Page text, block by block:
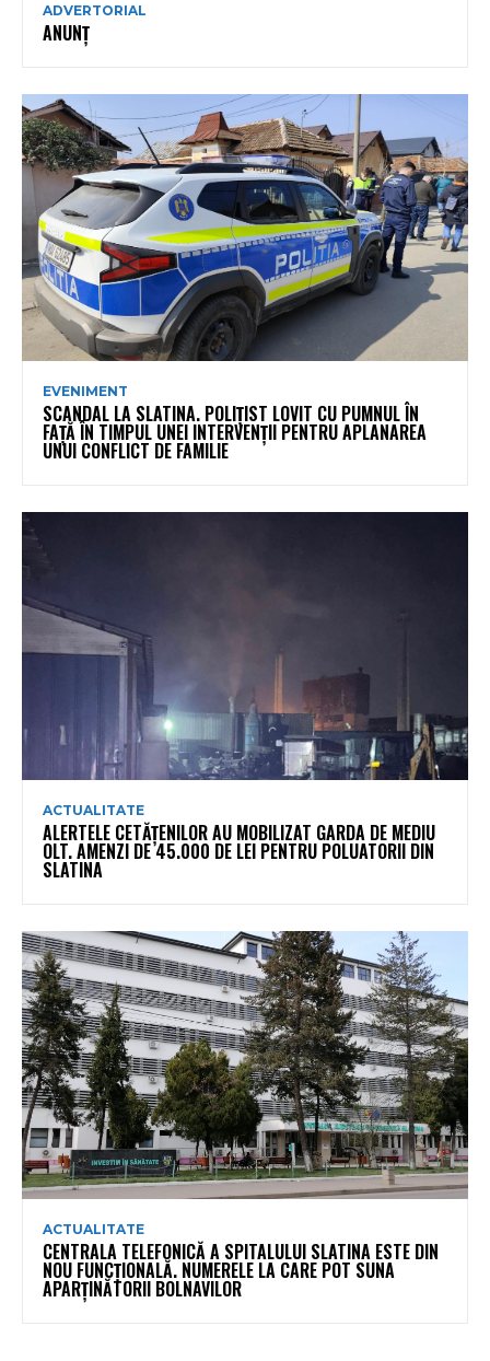
ADVERTORIAL
ANUNȚ
EVENIMENT
SCANDAL LA SLATINA. POLIȚIST LOVIT CU PUMNUL ÎN
FAȚĂ ÎN TIMPUL UNEI INTERVENȚII PENTRU APLANAREA
UNUI CONFLICT DE FAMILIE
ACTUALITATE
ALERTELE CETĂȚENILOR AU MOBILIZAT GARDA DE MEDIU
OLT. AMENZI DE 45.000 DE LEI PENTRU POLUATORII DIN
SLATINA
ACTUALITATE
CENTRALA TELEFONICĂ A SPITALULUI SLATINA ESTE DIN
NOU FUNCȚIONALĂ. NUMERELE LA CARE POT SUNA
APARȚINĂTORII BOLNAVILOR